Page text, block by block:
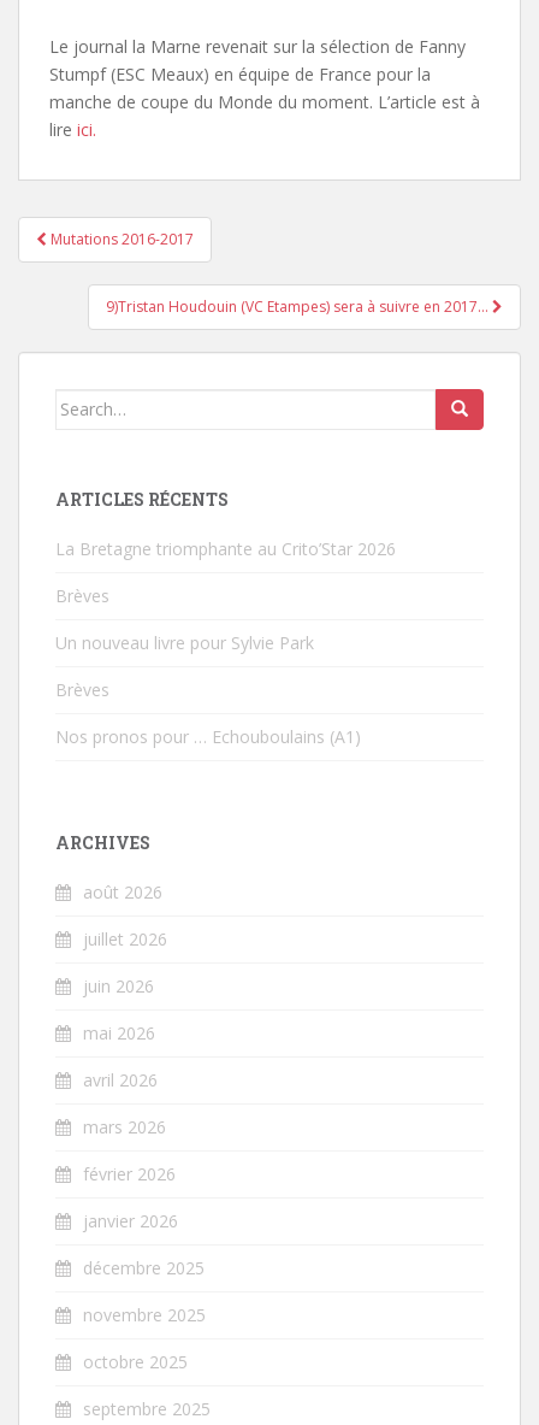
Le journal la Marne revenait sur la sélection de Fanny
Stumpf (ESC Meaux) en équipe de France pour la
manche de coupe du Monde du moment. L’article est à
lire ici.
Pagination d'article
Mutations 2016-2017
9)Tristan Houdouin (VC Etampes) sera à suivre en 2017…
Search for:
ARTICLES RÉCENTS
La Bretagne triomphante au Crito’Star 2026
Brèves
Un nouveau livre pour Sylvie Park
Brèves
Nos pronos pour … Echouboulains (A1)
ARCHIVES
août 2026
juillet 2026
juin 2026
mai 2026
avril 2026
mars 2026
février 2026
janvier 2026
décembre 2025
novembre 2025
octobre 2025
septembre 2025